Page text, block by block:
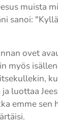
muista
sanoi:
ovet
myös
luottaa
emme sen